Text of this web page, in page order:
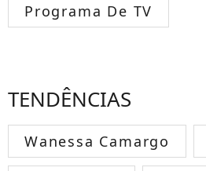
Programa De TV
TENDÊNCIAS
Wanessa Camargo